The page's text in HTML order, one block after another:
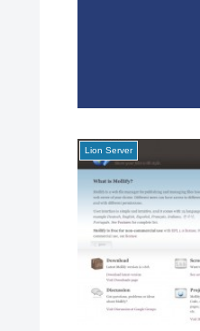
Lion Server